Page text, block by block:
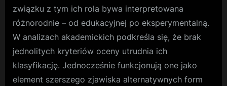
związku z tym ich rola bywa interpretowana
różnorodnie – od edukacyjnej po eksperymentalną.
W analizach akademickich podkreśla się, że brak
jednolitych kryteriów oceny utrudnia ich
klasyfikację. Jednocześnie funkcjonują one jako
element szerszego zjawiska alternatywnych form